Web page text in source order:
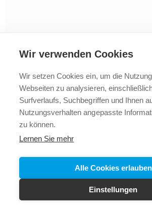
Wir verwenden Cookies
Wir setzen Cookies ein, um die
Webseiten zu analysieren,
Surfverlaufs, Suchbegriffen und Ihnen
Nutzungsverhalten angepasste
zu können.
Lernen Sie mehr
Alle Cookies erlauben
Einstellungen
2025 © Vollbad Impressum
62288